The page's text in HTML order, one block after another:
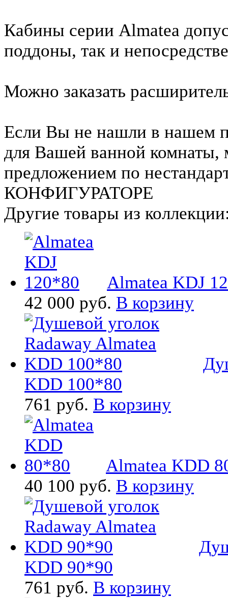
Кабины серии Almatea
поддоны, так и
Можно заказать
Если Вы не нашли в нашем
для Вашей ванной комнаты,
предложением по
КОНФИГУРАТОРЕ
Другие товары из
Almatea KDJ
42 000 руб. В корзину
KDD 100*80
761 руб. В корзину
Almatea KDD
40 100 руб. В корзину
KDD 90*90
761 руб. В корзину